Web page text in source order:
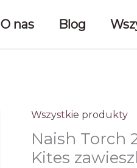
O nas Blog
Wszystkie produkty
Naish Torch
Kites